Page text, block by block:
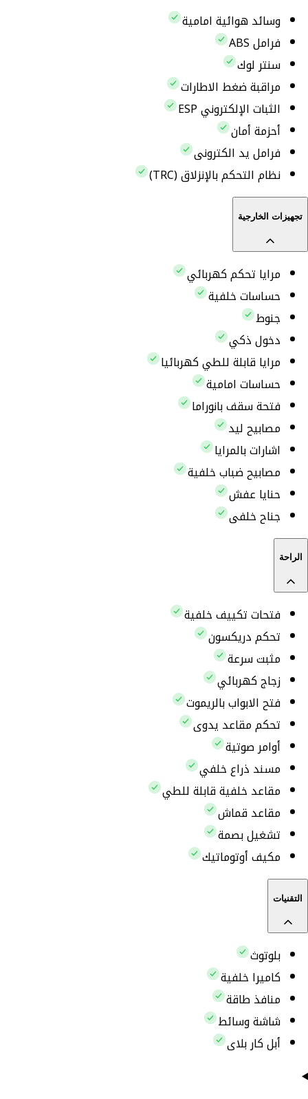
وسائد هوائية امامية
فرامل ABS
سنتر لوك
مراقبة ضغط الاطارات
الثبات الإلكتروني ESP
أحزمة أمان
فرامل يد الكترونى
نظام التحكم بالإنزلاق (TRC)
تجهيزات الخارجية
مرايا تحكم كهربائي
حساسات خلفية
جنوط
دخول ذكي
مرايا قابلة للطي كهربائيا
حساسات امامية
فتحة سقف بانوراما
مصابيح ليد
اشارات بالمرايا
مصابيح ضباب خلفية
حنايا عفش
جناح خلفى
الراحة
فتحات تكييف خلفية
تحكم دريكسون
مثبت سرعة
زجاج كهربائي
فتح الابواب بالريموت
تحكم مقاعد يدوى
أوامر صوتية
مسند ذراع خلفي
مقاعد خلفية قابلة للطي
مقاعد قماش
تشغيل بصمة
مكيف أوتوماتيك
التقنيات
بلوتوث
كاميرا خلفية
منافذ طاقة
شاشة وسائط
أبل كار بلاى